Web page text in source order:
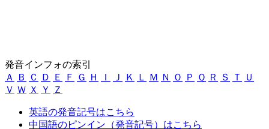
発音インフォの索引
Ａ
Ｂ Ｃ Ｄ Ｅ Ｆ Ｇ Ｈ Ｉ Ｊ Ｋ Ｌ Ｍ Ｎ Ｏ Ｐ Ｑ Ｒ Ｓ Ｔ
Ｕ
Ｖ Ｗ Ｘ Ｙ Ｚ
英語の発音記号はこちら
中国語のピンイン（発音記号）はこちら